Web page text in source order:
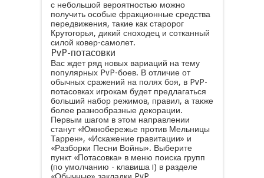
с небольшой вероятностью можно
получить особые фракционные средства
передвижения, такие как старорог
Крутогорья, дикий сноходец и сотканный
силой ковер-самолет.
PvP-потасовки
Вас ждет ряд новых вариаций на тему
популярных PvP-боев. В отличие от
обычных сражений на полях боя, в PvP-
потасовках игрокам будет предлагаться
больший набор режимов, правил, а также
более разнообразные декорации.
Первым шагом в этом направлении
станут «Южнобережье против Мельницы
Таррен», «Искажение гравитации» и
«Разборки Песни Войны». Выберите
пункт «Потасовка» в меню поиска групп
(по умолчанию - клавиша i) в разделе